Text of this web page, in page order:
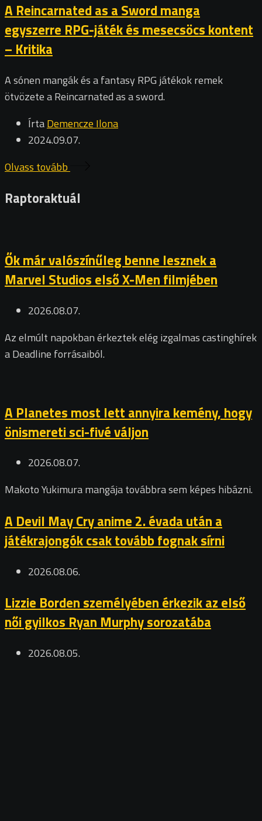
A Reincarnated as a Sword manga
egyszerre RPG-játék és mesecsöcs kontent
– Kritika
A sónen mangák és a fantasy RPG játékok remek
ötvözete a Reincarnated as a sword.
ÍrtaDemencze Ilona
2024.09.07.
Olvass tovább
Raptoraktuál
Ők már valószínűleg benne lesznek a
Marvel Studios első X-Men filmjében
2026.08.07.
Az elmúlt napokban érkeztek elég izgalmas castinghírek
a Deadline forrásaiból.
A Planetes most lett annyira kemény, hogy
önismereti sci-fivé váljon
2026.08.07.
Makoto Yukimura mangája továbbra sem képes hibázni.
A Devil May Cry anime 2. évada után a
játékrajongók csak tovább fognak sírni
2026.08.06.
Lizzie Borden személyében érkezik az első
női gyilkos Ryan Murphy sorozatába
2026.08.05.